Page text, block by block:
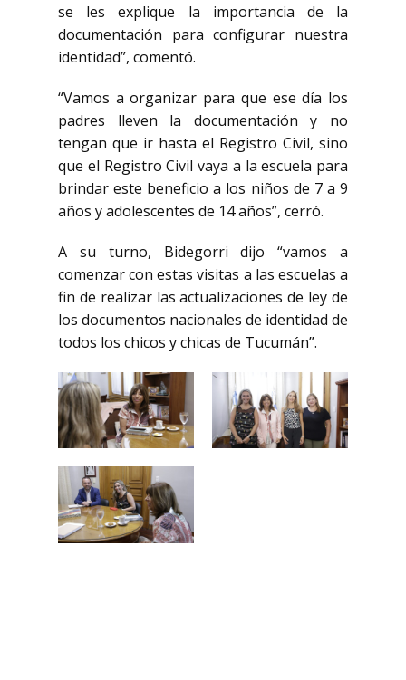
se les explique la importancia de la
documentación para configurar nuestra
identidad”, comentó.
“Vamos a organizar para que ese día los
padres lleven la documentación y no
tengan que ir hasta el Registro Civil, sino
que el Registro Civil vaya a la escuela para
brindar este beneficio a los niños de 7 a 9
años y adolescentes de 14 años”, cerró.
A su turno, Bidegorri dijo “vamos a
comenzar con estas visitas a las escuelas a
fin de realizar las actualizaciones de ley de
los documentos nacionales de identidad de
todos los chicos y chicas de Tucumán”.